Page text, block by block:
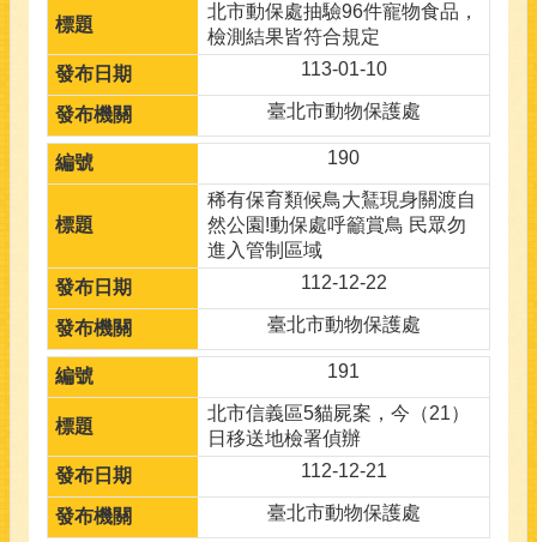
北市動保處抽驗96件寵物食品，
檢測結果皆符合規定
113-01-10
臺北市動物保護處
190
稀有保育類候鳥大鵟現身關渡自
然公園!動保處呼籲賞鳥 民眾勿
進入管制區域
112-12-22
臺北市動物保護處
191
北市信義區5貓屍案，今（21）
日移送地檢署偵辦
112-12-21
臺北市動物保護處